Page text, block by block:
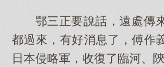
鄂三正要說話，遠處傳
都過來，有好消息了，傅作
日本侵略軍，收復了臨河、